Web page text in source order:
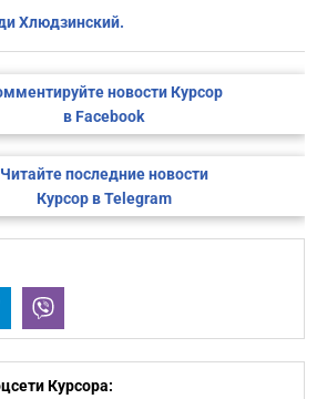
Хлюдзинский.
новости Курсор
в Facebook
Читайте последние новости
Курсор в Telegram
Telegram
Курсора: